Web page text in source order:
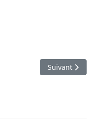
- Soutenues
Article
Suivant